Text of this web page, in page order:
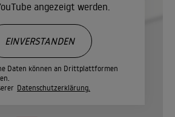
angezeigt werden.
Daten können an Drittplattformen
Datenschutzerklärung.
EINVERSTANDEN